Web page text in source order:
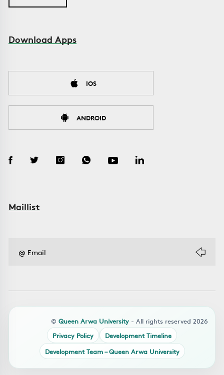
Download Apps
IOS
ANDROID
Maillist
© Queen Arwa University - All rights reserved 2026
Privacy Policy
Development Timeline
Development Team – Queen Arwa University